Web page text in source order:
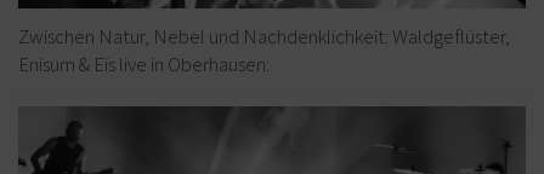
Zwischen Natur, Nebel und Nachdenklichkeit: Waldgeflüster,
Enisum & Eïs live in Oberhausen: